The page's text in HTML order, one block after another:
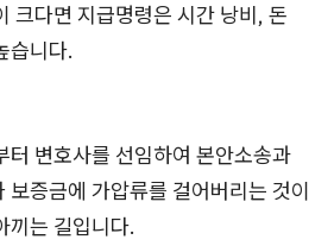
크다면 지급명령은 시간 낭비, 돈
습니다.
터 변호사를 선임하여 본안소송과
보증금에 가압류를 걸어버리는 것이
끼는 길입니다.